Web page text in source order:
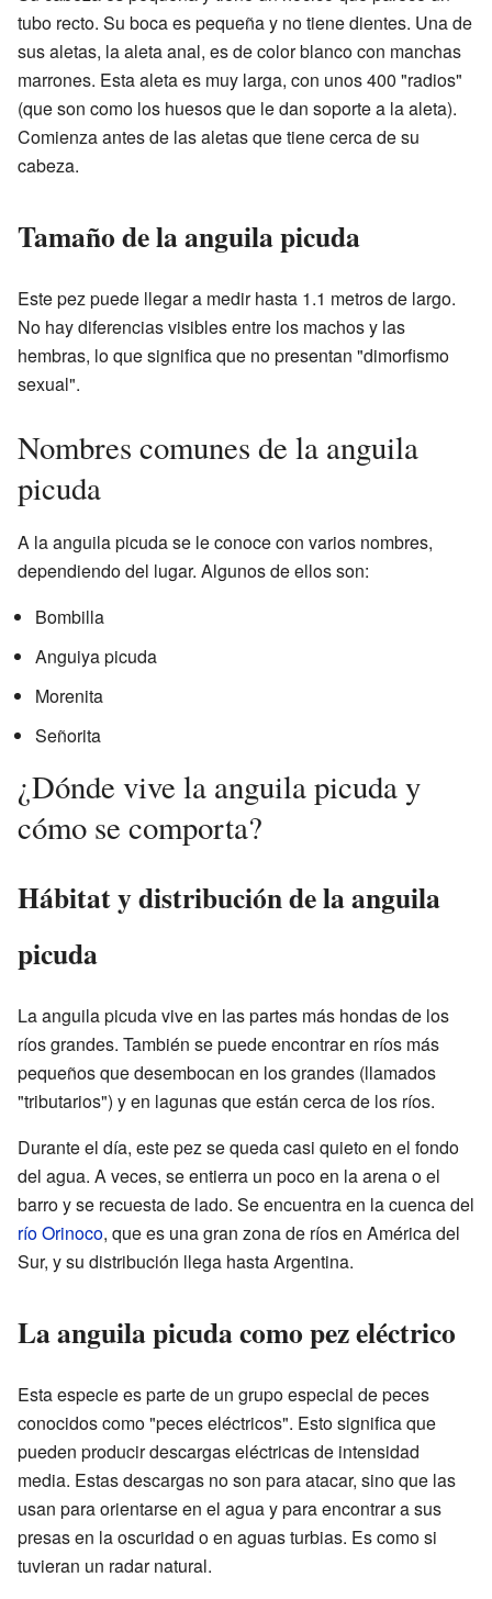
tubo recto. Su boca es pequeña y no tiene dientes. Una de
sus aletas, la aleta anal, es de color blanco con manchas
marrones. Esta aleta es muy larga, con unos 400 "radios"
(que son como los huesos que le dan soporte a la aleta).
Comienza antes de las aletas que tiene cerca de su
cabeza.
Tamaño de la anguila picuda
Este pez puede llegar a medir hasta 1.1 metros de largo.
No hay diferencias visibles entre los machos y las
hembras, lo que significa que no presentan "dimorfismo
sexual".
Nombres comunes de la anguila
picuda
A la anguila picuda se le conoce con varios nombres,
dependiendo del lugar. Algunos de ellos son:
Bombilla
Anguiya picuda
Morenita
Señorita
¿Dónde vive la anguila picuda y
cómo se comporta?
Hábitat y distribución de la anguila
picuda
La anguila picuda vive en las partes más hondas de los
ríos grandes. También se puede encontrar en ríos más
pequeños que desembocan en los grandes (llamados
"tributarios") y en lagunas que están cerca de los ríos.
Durante el día, este pez se queda casi quieto en el fondo
del agua. A veces, se entierra un poco en la arena o el
barro y se recuesta de lado. Se encuentra en la cuenca del
río Orinoco, que es una gran zona de ríos en América del
Sur, y su distribución llega hasta Argentina.
La anguila picuda como pez eléctrico
Esta especie es parte de un grupo especial de peces
conocidos como "peces eléctricos". Esto significa que
pueden producir descargas eléctricas de intensidad
media. Estas descargas no son para atacar, sino que las
usan para orientarse en el agua y para encontrar a sus
presas en la oscuridad o en aguas turbias. Es como si
tuvieran un radar natural.